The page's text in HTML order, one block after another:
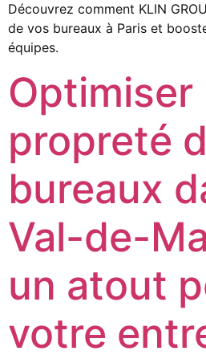
Découvrez comment KLIN
de vos bureaux à Paris et
équipes.
Optimiser
propreté
bureaux
Val-de-
un atout
votre